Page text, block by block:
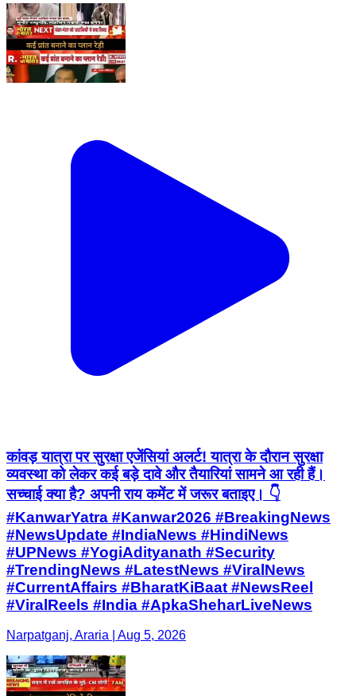
कांवड़ यात्रा पर सुरक्षा एजेंसियां अलर्ट! यात्रा के दौरान सुरक्षा
व्यवस्था को लेकर कई बड़े दावे और तैयारियां सामने आ रही हैं।
सच्चाई क्या है? अपनी राय कमेंट में जरूर बताइए। 👇
#KanwarYatra #Kanwar2026 #BreakingNews
#NewsUpdate #IndiaNews #HindiNews
#UPNews #YogiAdityanath #Security
#TrendingNews #LatestNews #ViralNews
#CurrentAffairs #BharatKiBaat #NewsReel
#ViralReels #India #ApkaSheharLiveNews
Narpatganj, Araria | Aug 5, 2026